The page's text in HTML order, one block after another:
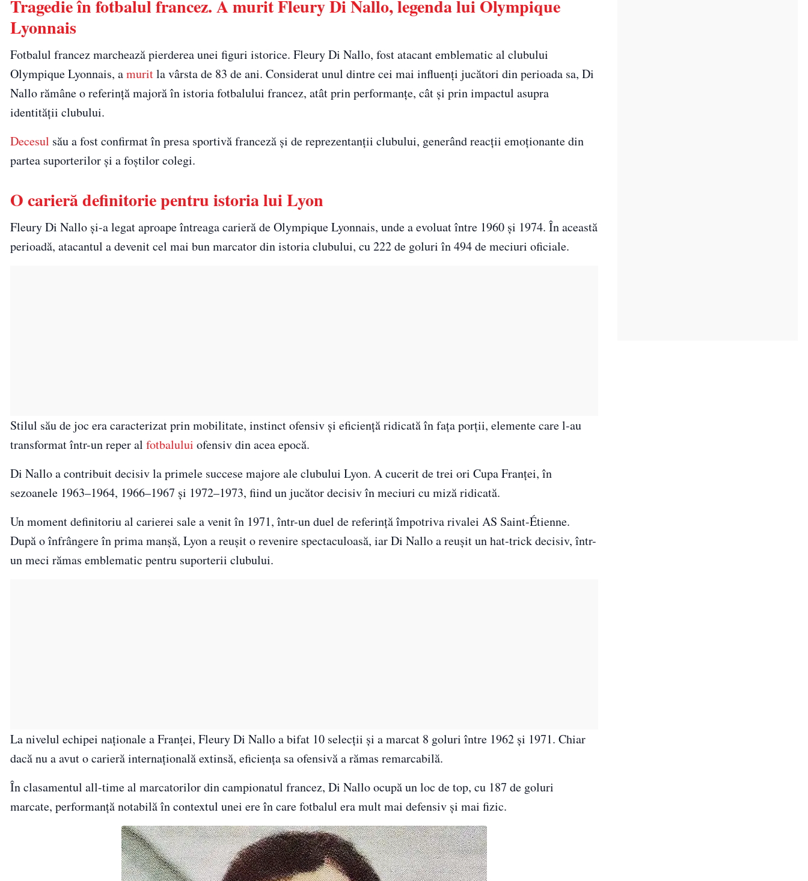
Tragedie în fotbalul francez. A murit Fleury Di Nallo, legenda lui Olympique
Lyonnais
Fotbalul francez marchează pierderea unei figuri istorice. Fleury Di Nallo, fost atacant emblematic al clubului
Olympique Lyonnais, amuritla vârsta de 83 de ani. Considerat unul dintre cei mai influenți jucători din perioada sa, Di
Nallo rămâne o referință majoră în istoria fotbalului francez, atât prin performanțe, cât și prin impactul asupra
identității clubului.
Decesul său a fost confirmat în presa sportivă franceză și de reprezentanții clubului, generând reacții emoționante din
partea suporterilor și a foștilor colegi.
O carieră definitorie pentru istoria lui Lyon
Fleury Di Nallo și-a legat aproape întreaga carieră deOlympique Lyonnais, unde a evoluat între 1960 și 1974. În această
perioadă, atacantul a devenit cel mai bun marcator din istoria clubului, cu 222 de goluri în 494 de meciuri oficiale.
Stilul său de joc era caracterizat prin mobilitate, instinct ofensiv și eficiență ridicată în fața porții, elemente care l-au
transformat într-un reper al fotbalului ofensiv din acea epocă.
Di Nallo a contribuit decisiv la primele succese majore ale clubului Lyon. A cucerit de trei ori Cupa Franței, în
sezoanele 1963–1964, 1966–1967 și 1972–1973, fiind un jucător decisiv în meciuri cu miză ridicată.
Un moment definitoriu al carierei sale a venit în 1971, într-un duel de referință împotriva rivalei AS Saint-Étienne.
După o înfrângere în prima manșă, Lyon a reușit o revenire spectaculoasă, iar Di Nallo a reușit un hat-trick decisiv, într-
un meci rămas emblematic pentru suporterii clubului.
La nivelul echipei naționale a Franței, Fleury Di Nallo a bifat 10 selecții și a marcat 8 goluri între 1962 și 1971. Chiar
dacă nu a avut o carieră internațională extinsă, eficiența sa ofensivă a rămas remarcabilă.
În clasamentul all-time al marcatorilor din campionatul francez, Di Nallo ocupă un loc de top, cu 187 de goluri
marcate, performanță notabilă în contextul unei ere în care fotbalul era mult mai defensiv și mai fizic.